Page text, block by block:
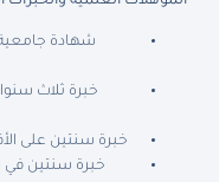
شهادة
خبرة ثلاث
خبرة سنتين على
خبرة سنتين في